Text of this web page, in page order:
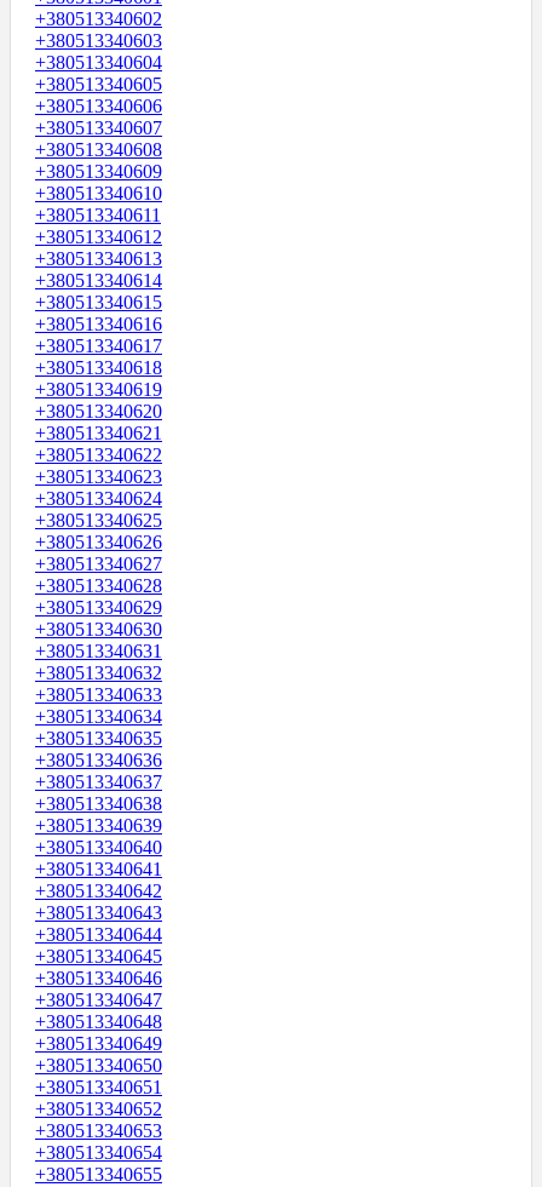
+380513340602
+380513340603
+380513340604
+380513340605
+380513340606
+380513340607
+380513340608
+380513340609
+380513340610
+380513340611
+380513340612
+380513340613
+380513340614
+380513340615
+380513340616
+380513340617
+380513340618
+380513340619
+380513340620
+380513340621
+380513340622
+380513340623
+380513340624
+380513340625
+380513340626
+380513340627
+380513340628
+380513340629
+380513340630
+380513340631
+380513340632
+380513340633
+380513340634
+380513340635
+380513340636
+380513340637
+380513340638
+380513340639
+380513340640
+380513340641
+380513340642
+380513340643
+380513340644
+380513340645
+380513340646
+380513340647
+380513340648
+380513340649
+380513340650
+380513340651
+380513340652
+380513340653
+380513340654
+380513340655